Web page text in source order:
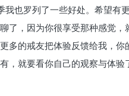
也罗列了一些好处。希望
了，因为你很享受那种感觉
多的戒友把体验反馈给我，
，就要看你自己的观察与体